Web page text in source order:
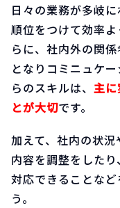
日々の業務が多岐
順位をつけて効率
らに、社内外の関
となりコミニュケ
らのスキルは、 主
とが大切です。
加えて、社内の状
内容を調整をした
対応できることな
う。